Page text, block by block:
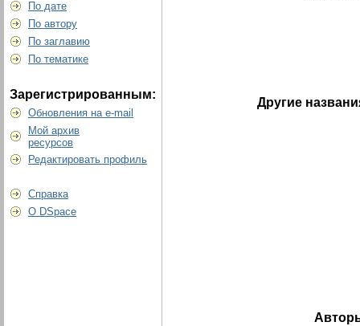
По дате
По автору
По заглавию
По тематике
Зарегистрированным:
Обновления на e-mail
Мой архив
ресурсов
Редактировать профиль
Справка
О DSpace
Другие